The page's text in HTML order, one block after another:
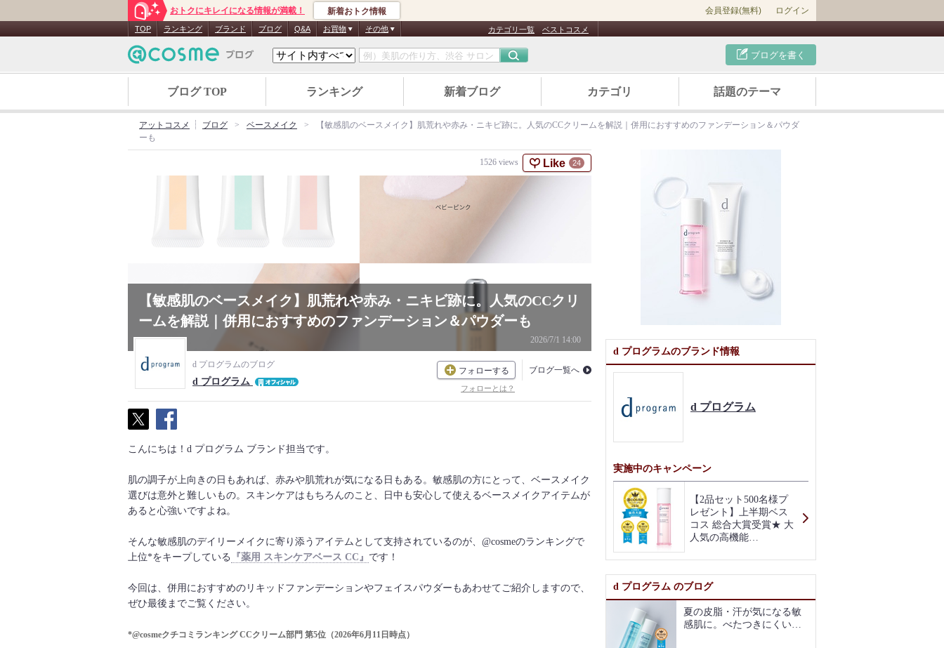
おトクにキレイになる情報が満載！ 新着おトク情報 会員登録(無料) ログイン
TOP ランキング ブランド ブログ Q&A お買物 その他 カテゴリ一覧 ベストコスメ
ブログを書く
ブログ TOP ランキング 新着ブログ カテゴリ 話題のテーマ
アットコスメ ブログ ベースメイク
【敏感肌のベースメイク】肌荒れや赤み・ニキビ跡に。人気のCCクリームを解説｜併用におすすめのファンデーション＆パウダ
ーも
1526 views Like 24
【敏感肌のベースメイク】肌荒れや赤み・ニキビ跡に。人気のCCクリ
ームを解説｜併用におすすめのファンデーション＆パウダーも
2026/7/1 14:00
フォローする
フォローとは？
d プログラムのブログ
d プログラム
ブログ一覧へ
こんにちは！d プログラム ブランド担当です。
肌の調子が上向きの日もあれば、赤みや肌荒れが気になる日もある。敏感肌の方にとって、ベースメイク
選びは意外と難しいもの。スキンケアはもちろんのこと、日中も安心して使えるベースメイクアイテムが
あると心強いですよね。
そんな敏感肌のデイリーメイクに寄り添うアイテムとして支持されているのが、@cosmeのランキングで
上位*をキープしている
『薬用 スキンケアベース CC』 です！
今回は、併用におすすめのリキッドファンデーションやフェイスパウダーもあわせてご紹介しますので、
ぜひ最後までご覧ください。
*@cosmeクチコミランキング CCクリーム部門 第5位（2026年6月11日時点）
d プログラムのブランド情報
d プログラム
実施中のキャンペーン
【2品セット500名様プ
レゼント】上半期ベス
コス 総合大賞受賞★ 大
人気の高機能…
d プログラム のブログ
夏の皮脂・汗が気になる敏
感肌に。べたつきにくい使